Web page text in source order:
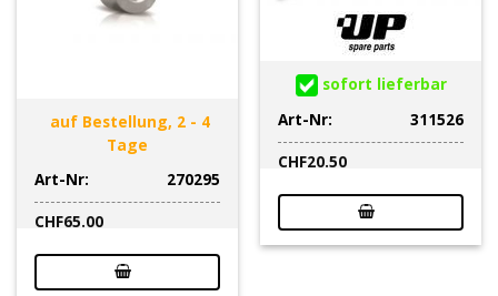
auf Bestellung, 2 - 4
Tage
Art-Nr:
270295
CHF65.00
sofort lieferbar
Art-Nr:
311526
CHF20.50